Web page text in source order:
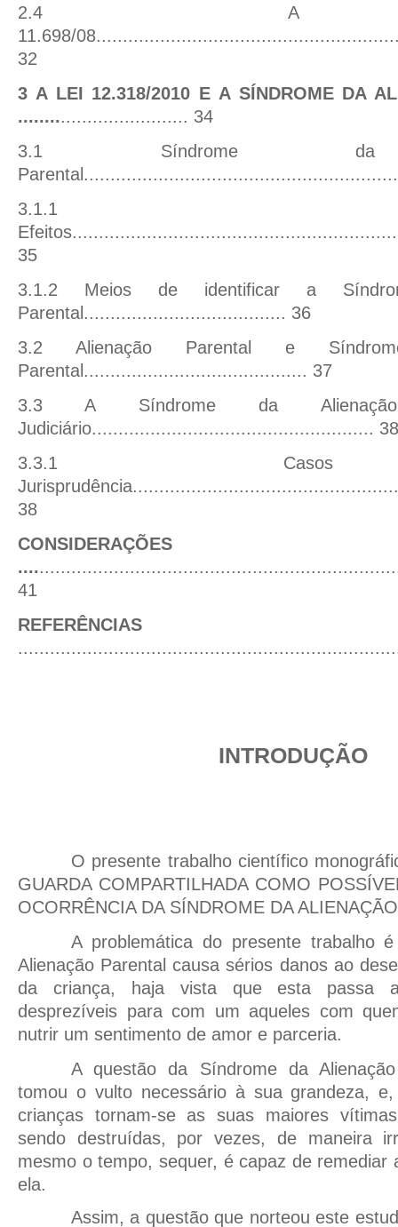
2.4 A
11.698/08
32
3 A LEI 12.318/2010 E A SÍNDROME DA
................................ 34
3.1 Síndrome da
Parental
3.1.1
35
3.1.2 Meios de identificar a
Parental...................................... 36
3.2 Alienação Parental e
Parental .......................................... 37
3.3 A Síndrome da
Judiciário..................................................... 38
3.3.1
Jurisprudência
38
....
41
REFERÊNCIAS
INTRODUÇÃO
O presente trabalho científico
GUARDA COMPARTILHADA COMO
OCORRÊNCIA DA SÍNDROME DA
A problemática do presente trabalho
Alienação Parental causa sérios danos ao
da criança, haja vista que esta passa
desprezíveis para com um aqueles com
nutrir um sentimento de amor e parceria.
A questão da Síndrome da
tomou o vulto necessário à sua grandeza,
crianças tornam-se as suas maiores
sendo destruídas, por vezes, de maneira
mesmo o tempo, sequer, é capaz de remediar
ela.
Assim, a questão que norteou este